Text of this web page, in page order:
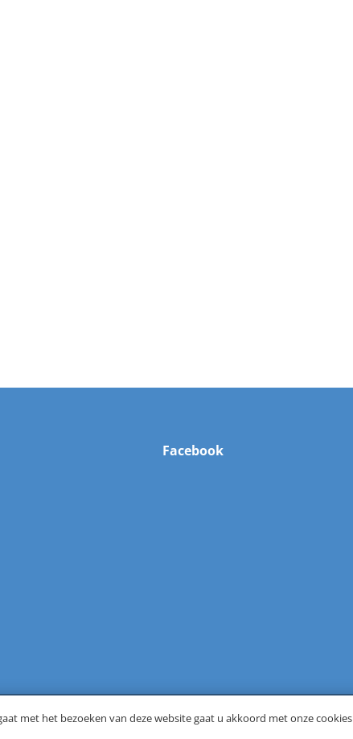
Facebook
doorWebgrade
met het bezoeken van deze website gaat u akkoord met onze cookies